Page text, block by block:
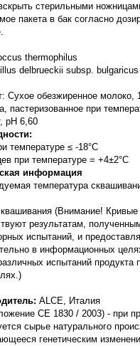
стерильными
пакета в бак согласно
thermophilus
delbrueckii subsp. bulgaricus
Сухое обезжиренное молоко,
пастеризованное при
рН 6,60
температуре ≤ -18°С
при температуре = +4±2°С
информация
температура
(Внимание! Кривые
результатам,
испытаний, и
в информационных
испытаний продукта
ALCE, Италия
CE 1830 / 2003) - при
сырье натурального
генетическим